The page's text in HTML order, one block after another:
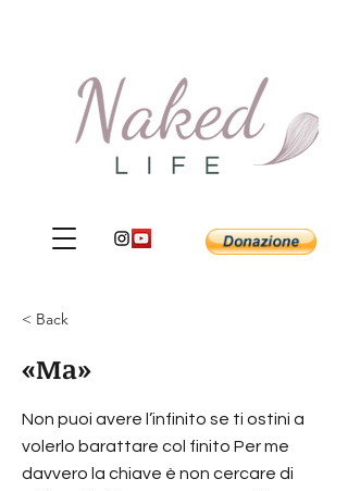
< Back
«Ma»
Non puoi avere l’infinito se ti ostini a
volerlo barattare col finito Per me
davvero la chiave è non cercare di